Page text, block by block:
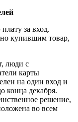
за вход.
купившим товар,
люди с
карты
на один вход и
конца декабря.
решение,
во всем